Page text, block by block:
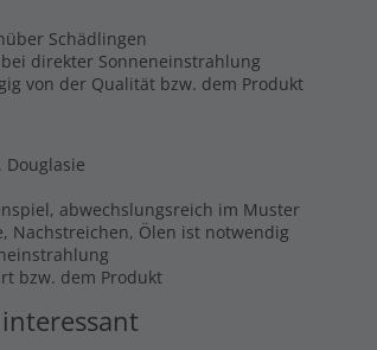
Schädlingen
direkter Sonneneinstrahlung
von der Qualität bzw. dem Produkt
Douglasie
abwechslungsreich im Muster
Nachstreichen, Ölen ist notwendig
bzw. dem Produkt